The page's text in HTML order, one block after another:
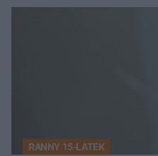
RANNY 15-LATEK